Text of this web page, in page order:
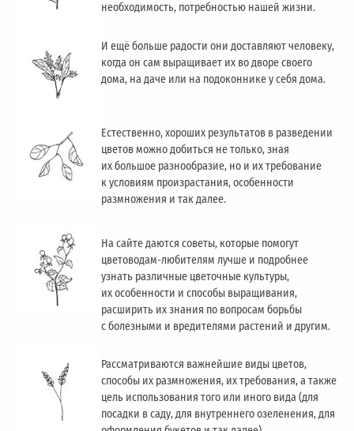
необходимость, потребностью нашей жизни.
И ещё больше радости они доставляют человеку,
когда он сам выращивает их во дворе своего
дома, на даче или на подоконнике у себя дома.
Естественно, хороших результатов в разведении
цветов можно добиться не только, зная
их большое разнообразие, но и их требование
к условиям произрастания, особенности
размножения и так далее.
На сайте даются советы, которые помогут
цветоводам-любителям лучше и подробнее
узнать различные цветочные культуры,
их особенности и способы выращивания,
расширить их знания по вопросам борьбы
с болезными и вредителями растений и другим.
Рассматриваются важнейшие виды цветов,
способы их размножения, их требования, а также
цель использования того или иного вида (для
посадки в саду, для внутреннего озеленения, для